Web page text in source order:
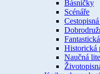
Básničky
Scénáře
Historická
Naučná